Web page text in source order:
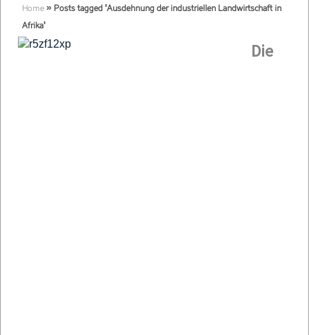
Home » Posts tagged 'Ausdehnung der industriellen Landwirtschaft in
Afrika'
Die